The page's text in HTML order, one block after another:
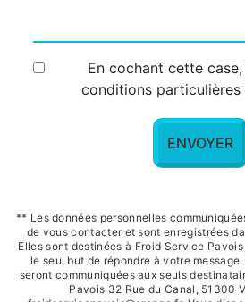
En cochant cette
conditions
ENVOYER
** Les données personnelles
de vous contacter et sont enregistrées
Elles sont destinées à Froid Service
le seul but de répondre à votre
seront communiquées aux seuls
Pavois 32 Rue du Canal, 51300